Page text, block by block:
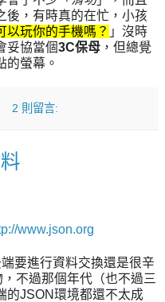
後，有時真的在忙，小孩
以玩你的手機嗎？ 」沒時
妥協當個3C保母 ，但總覺
的螢幕。
2 則留言:
www.json.org
要進行資料交換還是很辛
不過那個年代（也不過三
的JSON環境都還不太成